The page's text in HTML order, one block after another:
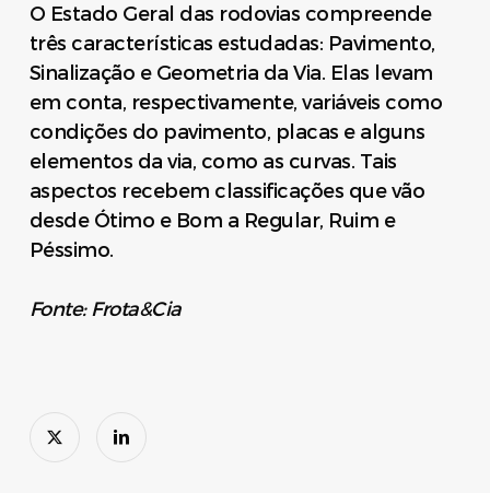
O Estado Geral das rodovias compreende
três características estudadas: Pavimento,
Sinalização e Geometria da Via. Elas levam
em conta, respectivamente, variáveis como
condições do pavimento, placas e alguns
elementos da via, como as curvas. Tais
aspectos recebem classificações que vão
desde Ótimo e Bom a Regular, Ruim e
Péssimo.
Fonte: Frota&Cia